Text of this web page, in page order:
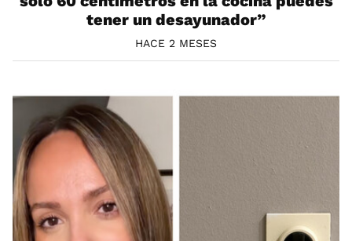
tener un desayunador”
HACE 2 MESES